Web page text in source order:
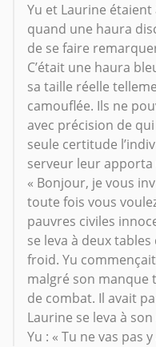
Yu et Laurine
quand une haura
de se faire
C’était une haura
sa taille réelle
camouflée. Ils ne
avec précision de
seule certitude
serveur leur
« Bonjour, je vous
toute fois vous
pauvres civiles
se leva à deux
froid. Yu
malgré son manque
de combat. Il avait
Laurine se leva à
Yu : « Tu ne vas pas y